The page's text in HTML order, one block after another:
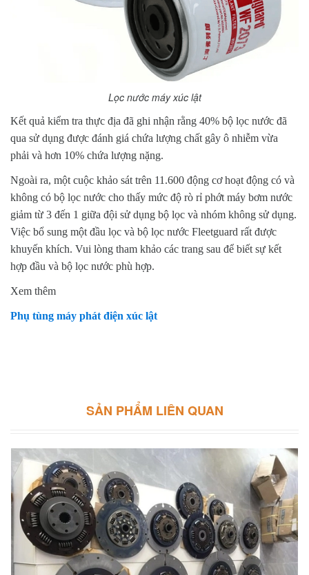
Lọc nước máy xúc lật
Kết quả kiểm tra thực địa đã ghi nhận rằng 40% bộ lọc nước đã
qua sử dụng được đánh giá chứa lượng chất gây ô nhiễm vừa
phải và hơn 10% chứa lượng nặng.
Ngoài ra, một cuộc khảo sát trên 11.600 động cơ hoạt động có và
không có bộ lọc nước cho thấy mức độ rò rỉ phớt máy bơm nước
giảm từ 3 đến 1 giữa đội sử dụng bộ lọc và nhóm không sử dụng.
Việc bổ sung một đầu lọc và bộ lọc nước Fleetguard rất được
khuyến khích. Vui lòng tham khảo các trang sau để biết sự kết
hợp đầu và bộ lọc nước phù hợp.
Xem thêm
Phụ tùng máy phát điện xúc lật
SẢN PHẨM LIÊN QUAN